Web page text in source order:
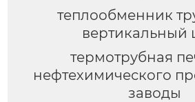
теплообменник
вертикальный
термотрубная
нефтехимического
заводы